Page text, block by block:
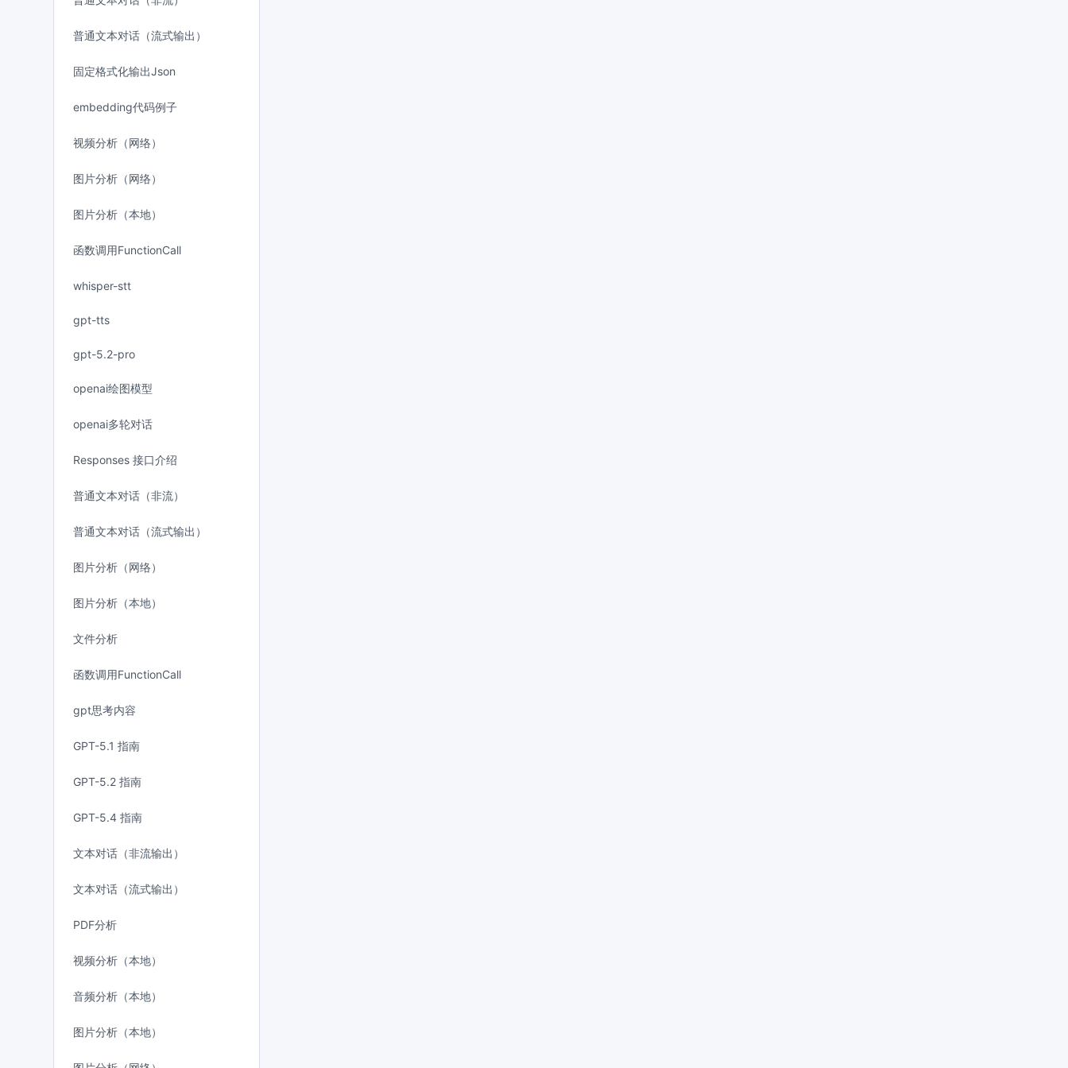
普通文本对话（流式输出）
固定格式化输出Json
embedding代码例子
视频分析（网络）
图片分析（网络）
图片分析（本地）
函数调用FunctionCall
whisper-stt
gpt-tts
gpt-5.2-pro
openai绘图模型
openai多轮对话
Responses 接口介绍
普通文本对话（非流）
普通文本对话（流式输出）
图片分析（网络）
图片分析（本地）
文件分析
函数调用FunctionCall
gpt思考内容
GPT-5.1 指南
GPT-5.2 指南
GPT-5.4 指南
文本对话（非流输出）
文本对话（流式输出）
PDF分析
视频分析（本地）
音频分析（本地）
图片分析（本地）